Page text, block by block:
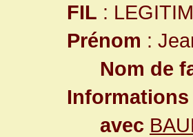
FIL :
Prénom :
Nom de
avec